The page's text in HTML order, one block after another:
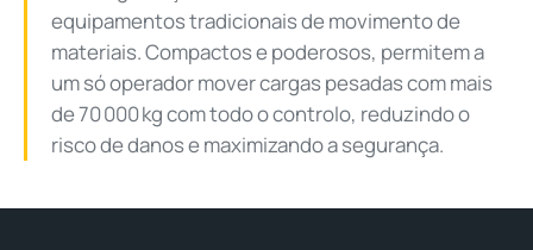
equipamentos tradicionais de movimento de
materiais. Compactos e poderosos, permitem a
um só operador mover cargas pesadas com mais
de 70 000 kg com todo o controlo, reduzindo o
risco de danos e maximizando a segurança.